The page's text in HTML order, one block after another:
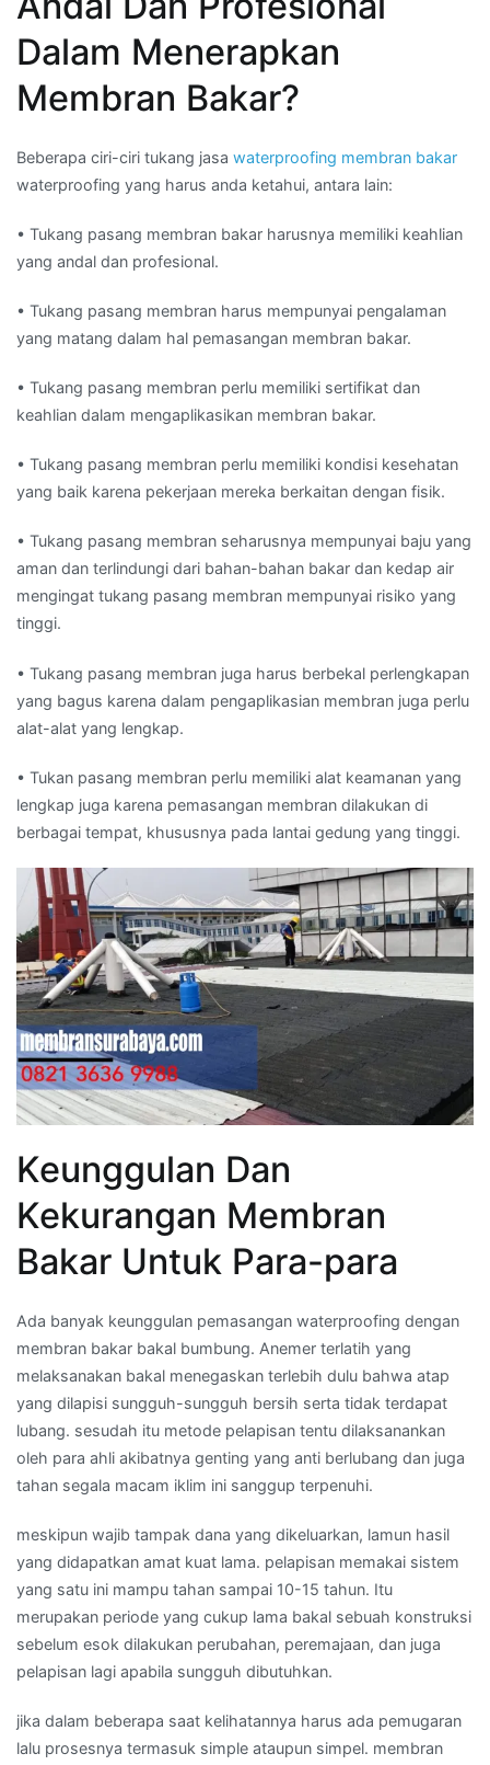
Dalam Menerapkan
Membran Bakar?
Beberapa ciri-ciri tukang jasa waterproofing membran bakar
waterproofing yang harus anda ketahui, antara lain:
• Tukang pasang membran bakar harusnya memiliki keahlian
yang andal dan profesional.
• Tukang pasang membran harus mempunyai pengalaman
yang matang dalam hal pemasangan membran bakar.
• Tukang pasang membran perlu memiliki sertifikat dan
keahlian dalam mengaplikasikan membran bakar.
• Tukang pasang membran perlu memiliki kondisi kesehatan
yang baik karena pekerjaan mereka berkaitan dengan fisik.
• Tukang pasang membran seharusnya mempunyai baju yang
aman dan terlindungi dari bahan-bahan bakar dan kedap air
mengingat tukang pasang membran mempunyai risiko yang
tinggi.
• Tukang pasang membran juga harus berbekal perlengkapan
yang bagus karena dalam pengaplikasian membran juga perlu
alat-alat yang lengkap.
• Tukan pasang membran perlu memiliki alat keamanan yang
lengkap juga karena pemasangan membran dilakukan di
berbagai tempat, khususnya pada lantai gedung yang tinggi.
Keunggulan Dan
Kekurangan Membran
Bakar Untuk Para-para
Ada banyak keunggulan pemasangan waterproofing dengan
membran bakar bakal bumbung. Anemer terlatih yang
melaksanakan bakal menegaskan terlebih dulu bahwa atap
yang dilapisi sungguh-sungguh bersih serta tidak terdapat
lubang. sesudah itu metode pelapisan tentu dilaksanankan
oleh para ahli akibatnya genting yang anti berlubang dan juga
tahan segala macam iklim ini sanggup terpenuhi.
meskipun wajib tampak dana yang dikeluarkan, lamun hasil
yang didapatkan amat kuat lama. pelapisan memakai sistem
yang satu ini mampu tahan sampai 10-15 tahun. Itu
merupakan periode yang cukup lama bakal sebuah konstruksi
sebelum esok dilakukan perubahan, peremajaan, dan juga
pelapisan lagi apabila sungguh dibutuhkan.
jika dalam beberapa saat kelihatannya harus ada pemugaran
lalu prosesnya termasuk simple ataupun simpel. membran